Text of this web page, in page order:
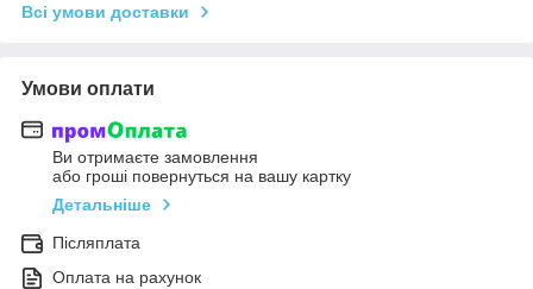
Всі умови доставки
Умови оплати
Ви отримаєте замовлення
або гроші повернуться на вашу картку
Детальніше
Післяплата
Оплата на рахунок